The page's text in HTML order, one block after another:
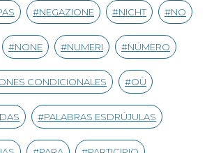
NEGAZIONE NICHT NO
NONE NUMERI NÚMERO
CONDICIONALES OÙ
PALABRAS ESDRÚJULAS